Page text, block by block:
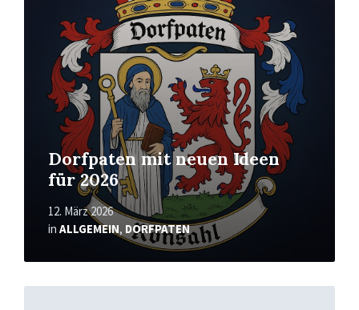
Dorfpaten mit neuen Ideen
für 2026
12. März 2026
in ALLGEMEIN, DORFPATEN
Mehr